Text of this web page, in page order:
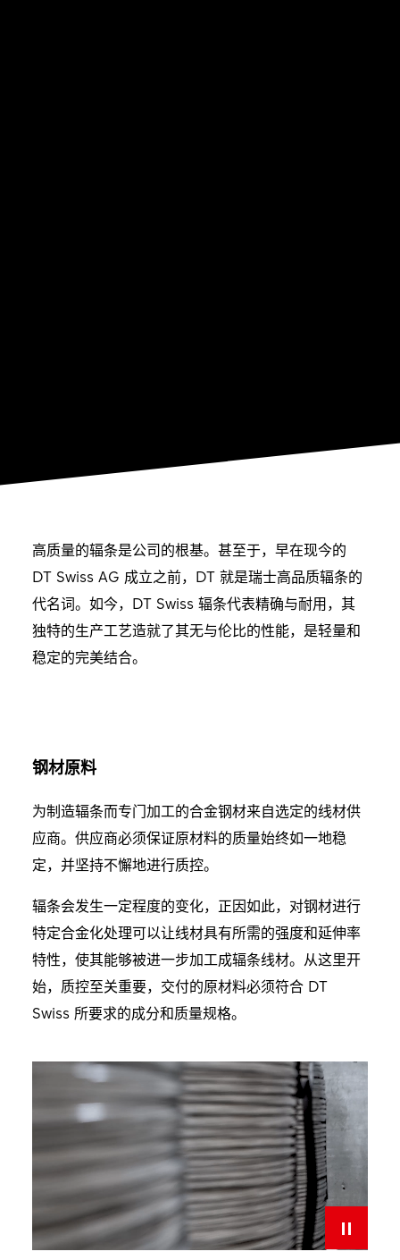
高质量的辐条是公司的根基。甚至于，早在现今的
DT Swiss AG 成立之前，DT 就是瑞士高品质辐条的
代名词。如今，DT Swiss 辐条代表精确与耐用，其
独特的生产工艺造就了其无与伦比的性能，是轻量和
稳定的完美结合。
钢材原料
为制造辐条而专门加工的合金钢材来自选定的线材供
应商。供应商必须保证原材料的质量始终如一地稳
定，并坚持不懈地进行质控。
辐条会发生一定程度的变化，正因如此，对钢材进行
特定合金化处理可以让线材具有所需的强度和延伸率
特性，使其能够被进一步加工成辐条线材。从这里开
始，质控至关重要，交付的原材料必须符合 DT
Swiss 所要求的成分和质量规格。